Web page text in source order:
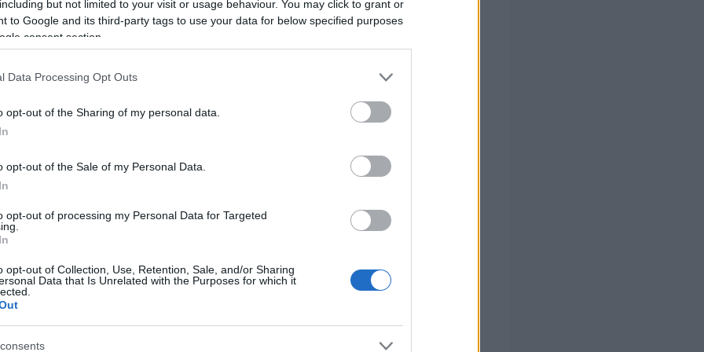
but not limited to your visit or usage behaviour. You may click to grant or
to Google and its third-party tags to use your data for below specified purposes
consent section.
Data Processing Opt Outs
opt-out of the Sharing of my personal data.
opt-out of the Sale of my Personal Data.
opt-out of processing my Personal Data for Targeted
opt-out of Collection, Use, Retention, Sale, and/or Sharing
Data that Is Unrelated with the Purposes for which it
Σταθμό Θεσσαλονίκης, σημείο από το οποίο αναχώρησε
το βράδυ της 28ης Φεβρουαρίου 2023. Παράλληλα,
υπόθεση της επανεγγραφής νέων δεδομένων στους ψηφιακούς
κατά τους πρώτους μήνες που ακολούθησαν το δυστύχημα.
Αγγλικών σε μόνο 2 ημέρες στα χέρια σας
η πιο Εύκολη Πιστοποίηση Υπολογιστών σε 2